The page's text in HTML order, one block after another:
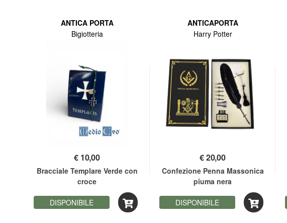
ANTICA PORTA
Bigiotteria
€ 10,00
Bracciale Templare Verde con
croce
DISPONIBILE
ANTICAPORTA
Harry Potter
€20,00
Confezione Penna Massonica
piuma nera
DISPONIBILE